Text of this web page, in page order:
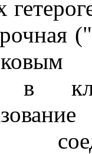
в